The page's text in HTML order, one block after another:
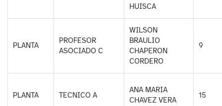
HUISCA
PLANTA
PROFESOR
ASOCIADO C
WILSON
BRAULIO
CHAPERON
CORDERO
9
PLANTA TECNICO A
ANA MARIA
CHAVEZ VERA
15